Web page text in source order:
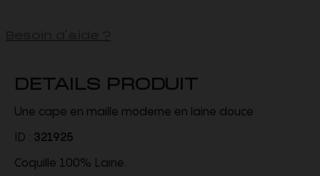
DETAILS PRODUIT
Une cape en maille moderne en laine douce
ID : 321925
Coquille 100% Laine.